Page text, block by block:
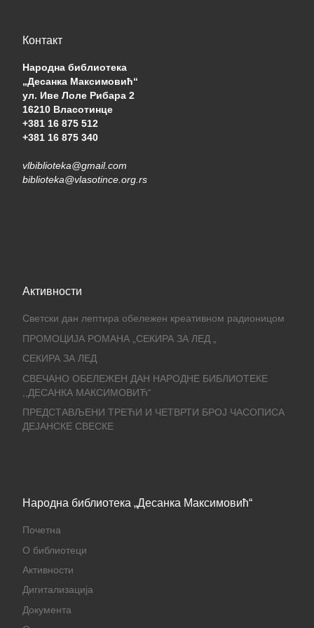
Контакт
Народна библиотека
„Десанка Максимовић“
ул. Иве Лоле Рибара 2
16210 Власотинце
+381 16 875 512
+381 16 875 340
vlbiblioteka@gmail.com
biblioteka@vlasotince.org.rs
Активности
Светски дан лептира обележен креативном радионицом
ПРОМОЦИЈА РОМАНА „СЕКИРА ЗА ЛЕД „
СЕКИРА ЗА ЛЕД
СВЕЧАНО ОБЕЛЕЖЕН ДАН НАРОДНЕ БИБЛИОТЕКЕ
,,ДЕСАНКА МАКСИМОВИЋ“
ПРЕДСТАВЉЕНИ ТРЕЋИ И ЧЕТВРТИ БРОЈ ЧАСОПИСА
ДЕЈАНСКЕ СВЕСКЕ
Народна библиотека „Десанка Максимовић“
Почетна
О библиотеци
Активности
Дигитализација
Документа